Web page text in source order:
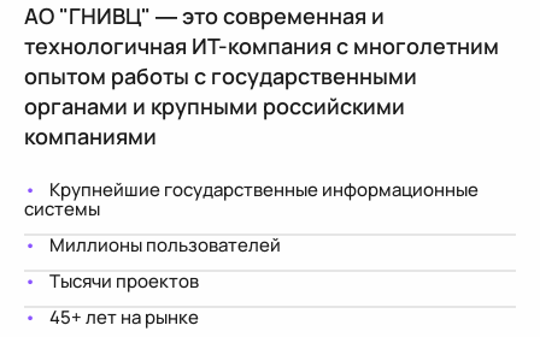
АО "ГНИВЦ" ― это современная и
технологичная ИТ-компания с многолетним
опытом работы с государственными
органами и крупными российскими
компаниями
Крупнейшие государственные информационные
системы
Миллионы пользователей
Тысячи проектов
45+ лет на рынке